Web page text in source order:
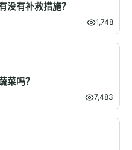
没有补救措施？
1,748
菜吗？
7,483